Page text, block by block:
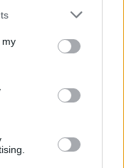
my
00:00:57
kils iki